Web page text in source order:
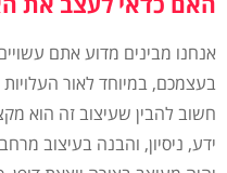
אנחנו מבינים מדוע אתם
בעצמכם, במיוחד לאור
חשוב להבין שעיצוב זה הוא
ידע, ניסיון, והבנה בעיצוב